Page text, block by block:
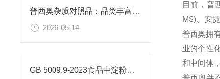
普西奥杂质对照品：品类丰富，覆盖主流药物
2026-05-14
GB 5009.9-2023食品中淀粉的测定
目前，普
MS)、安
普西奥拥
业的个性
和中间体